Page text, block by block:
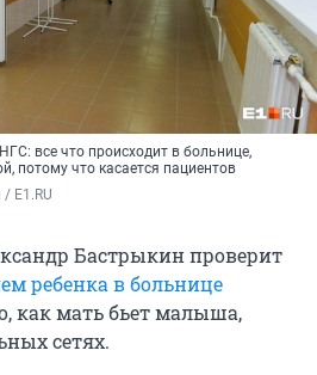
все что происходит в больнице,
потому что касается пациентов
E1.RU
Бастрыкин проверит
ребенка в больнице
как мать бьет малыша,
сетях.